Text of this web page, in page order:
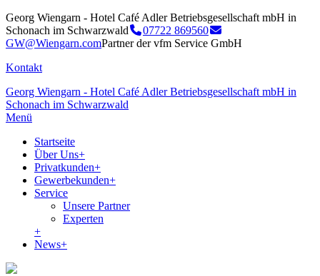
Georg Wiengarn - Hotel Café Adler Betriebsgesellschaft mbH in
Schonach im Schwarzwald
07722 869560
GW@Wiengarn.comPartner der vfm Service GmbH
Kontakt
Georg Wiengarn - Hotel Café Adler Betriebsgesellschaft mbH in
Schonach im Schwarzwald
Menü
Startseite
Über Uns+
Privatkunden+
Gewerbekunden+
Service
Unsere Partner
Experten
+
News+